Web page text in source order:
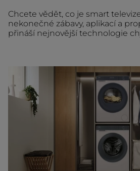
Chcete vědět, co je smart
nekonečné zábavy, aplikací a
přináší nejnovější technologie